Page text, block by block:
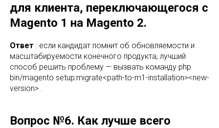
для клиента, переключающегося с
Magento 1 на Magento 2.
Ответ : если кандидат помнит об обновляемости и
масштабируемости конечного продукта, лучший
способ решить проблему — вызвать команду php
bin/magento setup:migrate<path-to-m1-installation><new-
version> .
Вопрос №6. Как лучше всего